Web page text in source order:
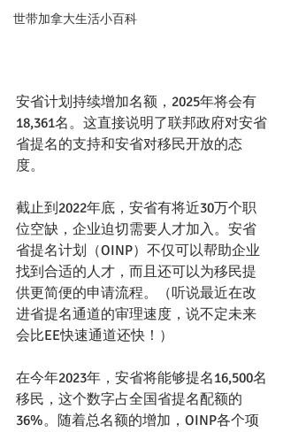
世带加拿大生活小百科
安省计划持续增加名额，2025年将会有
18,361名。这直接说明了联邦政府对安省
省提名的支持和安省对移民开放的态
度。
截止到2022年底，安省有将近30万个职
位空缺，企业迫切需要人才加入。安省
省提名计划（OINP）不仅可以帮助企业
找到合适的人才，而且还可以为移民提
供更简便的申请流程。（听说最近在改
进省提名通道的审理速度，说不定未来
会比EE快速通道还快！）
在今年2023年，安省将能够提名16,500名
移民，这个数字占全国省提名配额的
36%。随着总名额的增加，OINP各个项